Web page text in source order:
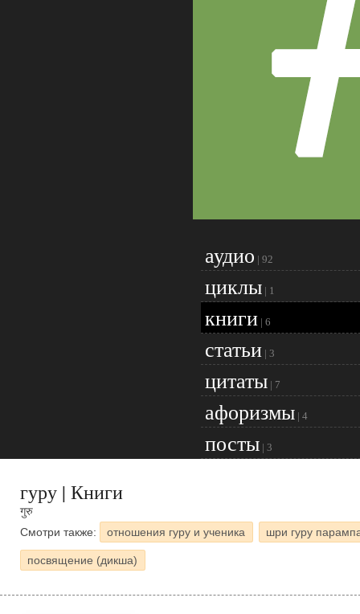
аудио | 92
циклы | 1
книги | 6
статьи | 3
цитаты | 7
афоризмы | 4
посты | 3
гуру | Книги
गुरु
Смотри также:
отношения гуру и ученика шри гуру
посвящение (дикша)